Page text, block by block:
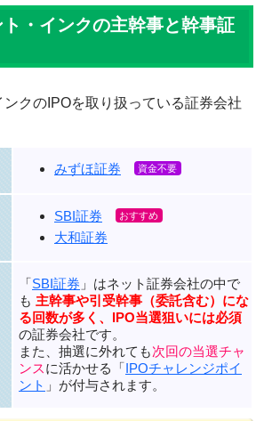
・インクの主幹事と幹事証
クのIPOを取り扱っている証券会社
みずほ証券
SBI証券
大和証券
「SBI証券 」はネット証券会社の中で
も 主幹事や引受幹事（委託含む）にな
る回数が多く、IPO当選狙いには必須
の証券会社です。
また、抽選に外れても次回の当選チャ
ンスに活かせる「IPOチャレンジポイ
ント 」が付与されます。